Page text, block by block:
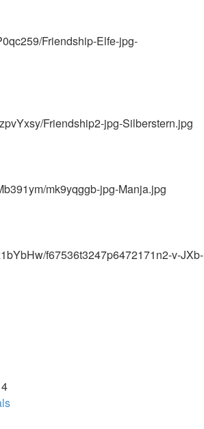
Friendship-Elfe-jpg-
Friendship2-jpg-Silberstern.jpg
mk9yqggb-jpg-Manja.jpg
f67536t3247p6472171n2-v-JXb-